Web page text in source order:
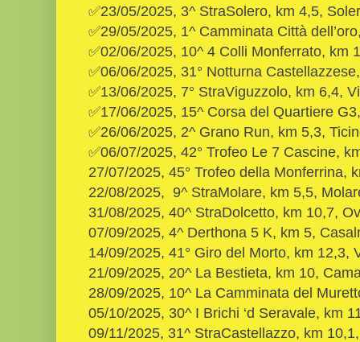
✅23/05/2025, 3^ StraSolero, km 4,5,
✅29/05/2025, 1^ Camminata Città
✅02/06/2025, 10^ 4 Colli Monferrato, km
✅06/06/2025, 31° Notturna
✅13/06/2025, 7° StraViguzzolo, km 6,4,
✅17/06/2025, 15^ Corsa del Quartiere
✅26/06/2025, 2^ Grano Run, km 5,3,
✅06/07/2025, 42° Trofeo Le 7 Cascine,
27/07/2025, 45° Trofeo della Monferrina,
22/08/2025, 9^ StraMolare, km 5,5,
31/08/2025, 40^ StraDolcetto, km 10,7,
07/09/2025, 4^ Derthona 5 K, km 5,
14/09/2025, 41° Giro del Morto, km 12,3,
21/09/2025, 20^ La Bestieta, km 10,
28/09/2025, 10^ La Camminata del
05/10/2025, 30^ I Brichi ‘d Seravale, km
09/11/2025, 31^ StraCastellazzo, km